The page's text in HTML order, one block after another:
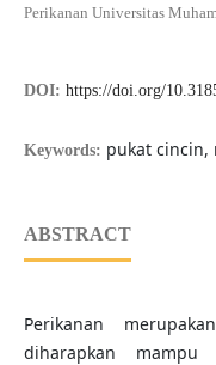
Perikanan Universitas
DOI: https://doi.org/
Keywords: pukat cincin,
ABSTRACT
Perikanan
diharapkan mampu